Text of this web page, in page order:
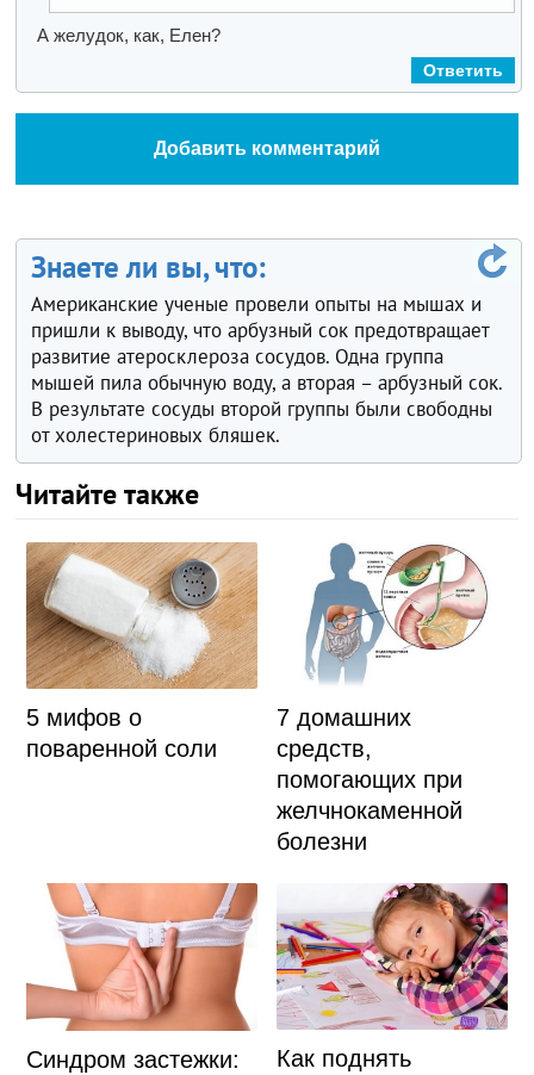
А желудок, как, Елен?
Ответить
Добавить комментарий
Знаете ли вы, что:
Американские ученые провели опыты на мышах и
пришли к выводу, что арбузный сок предотвращает
развитие атеросклероза сосудов. Одна группа
мышей пила обычную воду, а вторая – арбузный сок.
В результате сосуды второй группы были свободны
от холестериновых бляшек.
Читайте также
5 мифов о
поваренной соли
7 домашних
средств,
помогающих при
желчнокаменной
болезни
Синдром застежки:
Как поднять